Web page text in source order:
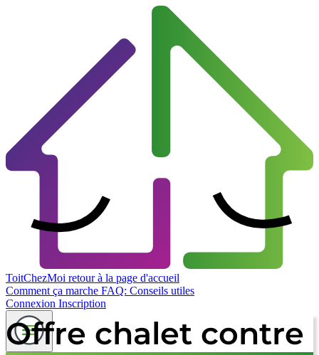
ToitChezMoi retour à la page d'accueil
Comment ça marche FAQ: Conseils utiles
Connexion Inscription
Offre chalet contre